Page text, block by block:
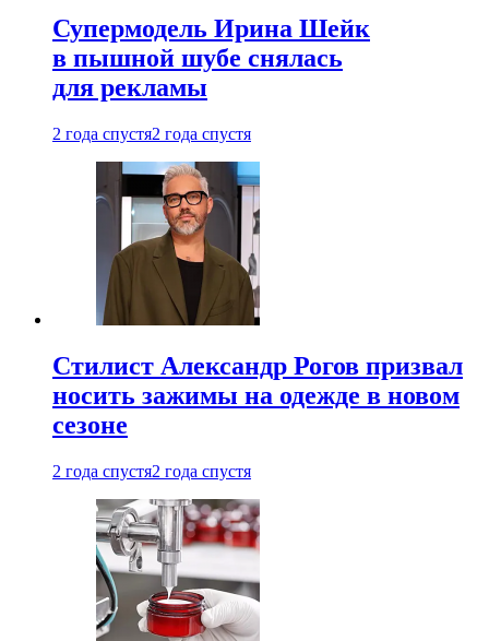
Супермодель Ирина Шейк
в пышной шубе снялась
для рекламы
2 года спустя2 года спустя
Стилист Александр Рогов призвал
носить зажимы на одежде в новом
сезоне
2 года спустя2 года спустя